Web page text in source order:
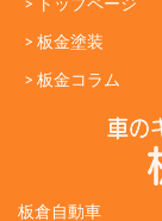
> 板金塗装
> 板金コラム
板倉自動車